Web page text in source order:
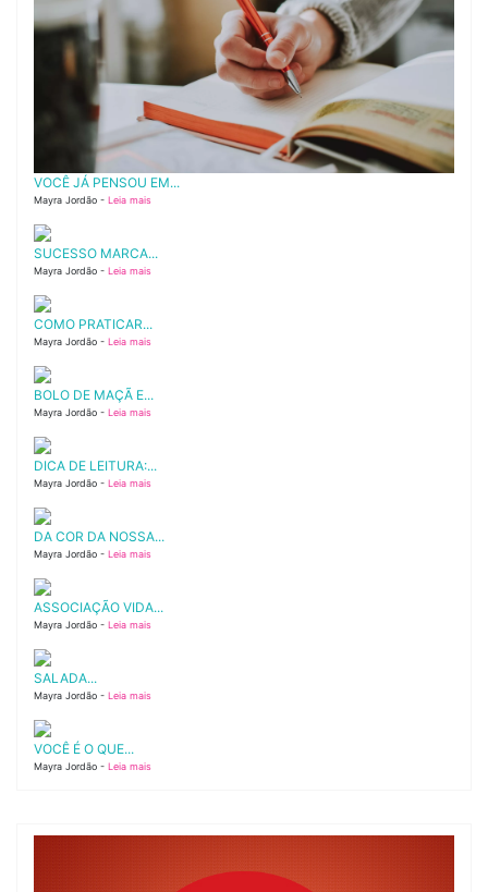
VOCÊ JÁ PENSOU EM...
Mayra Jordão - Leia mais
SUCESSO MARCA...
Mayra Jordão - Leia mais
COMO PRATICAR...
Mayra Jordão - Leia mais
BOLO DE MAÇÃ E...
Mayra Jordão - Leia mais
DICA DE LEITURA:...
Mayra Jordão - Leia mais
DA COR DA NOSSA...
Mayra Jordão - Leia mais
ASSOCIAÇÃO VIDA...
Mayra Jordão - Leia mais
SALADA...
Mayra Jordão - Leia mais
VOCÊ É O QUE...
Mayra Jordão - Leia mais